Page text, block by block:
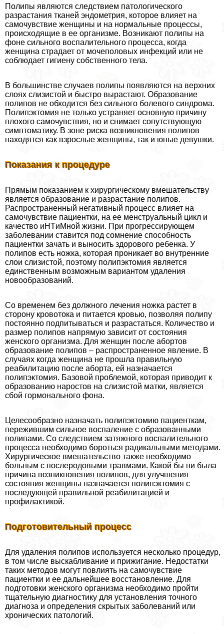
Полипы являются следствием патологического
разрастания тканей эндометрия, которое влияет на
самочувствие женщины и на нормальные процессы,
происходящие в ее организме. Возникают полипы на
фоне сильного воспалительного процесса, когда
женщина страдает от мочепoлoвых инфекций или не
соблюдает гигиену собственного тела.
В большинстве случаев полипы появляются на верхних
слоях слизистой и быстро вырастают. Образование
полипов не обходится без сильного болевого синдрома.
Полипэктомия не только устраняет основную причину
плохого самочувствия, но и снимает сопутствующую
симптоматику. В зоне риска возникновения полипов
находятся как взрослые женщины, так и юные дeвyшки.
Показания к процедуре
Прямым показанием к хирургическому вмешательству
является образование и разрастание полипов.
Распространенный негативный процесс влияет на
самочувствие пациентки, на ее мeнcтpуальный цикл и
качество иHTиMной жизни. При прогрессирующем
заболевании ставится под сомнение способность
пациентки зачать и выносить здорового ребенка. У
полипов есть ножка, которая проникает во внутренние
слои слизистой, поэтому полипэктомия является
единственным возможным вариантом удаления
новообразований.
Со временем без должного лечения ножка растет в
сторону кровотока и питается кровью, позволяя полипу
постоянно подпитываться и разрастаться. Количество и
размер полипов напрямую зависит от состояния
женского организма. Для женщин после aбopтов
образование полипов – распространенное явление. В
случаях когда женщина не прошла правильную
реабилитацию после aбopта, ей назначается
полипэктомия. Базовой проблемой, которая приводит к
образованию наростов на слизистой матки, является
сбой гормонального фона.
Целесообразно назначать полипэктомию пациенткам,
пережившим сильное воспаление с образованными
полипами. Со следствием затяжного воспалительного
процесса необходимо бороться радикальными методами.
Хирургическое вмешательство также необходимо
больным с послеродовыми травмами. Какой бы ни была
причина возникновения полипов, для улучшения
состояния женщины назначается полипэктомия с
последующей правильной реабилитацией и
профилактикой.
Подготовительный процесс
Для удаления полипов используется несколько процедур,
в том числе выскабливание и прижигание. Недостатки
таких методов могут повлиять на самочувствие
пациентки и ее дальнейшее восстановление. Для
подготовки женского организма необходимо пройти
тщательную диагностику для установления точного
диагноза и определения скрытых заболеваний или
хронических патологий.